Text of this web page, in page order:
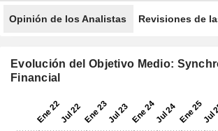
Opinión de los Analistas Revisiones de
Evolución del Objetivo Medio:
Financial